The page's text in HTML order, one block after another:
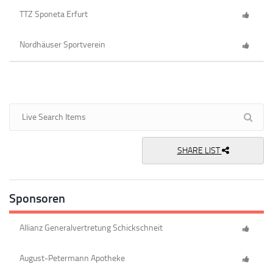
TTZ Sponeta Erfurt
Nordhäuser Sportverein
SHARE LIST
Sponsoren
Allianz Generalvertretung Schickschneit
August-Petermann Apotheke